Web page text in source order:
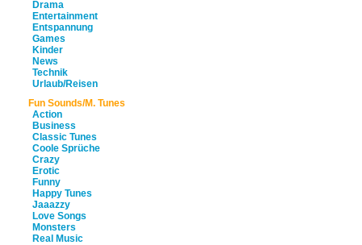
Drama
Entertainment
Entspannung
Games
Kinder
News
Technik
Urlaub/Reisen
Fun Sounds/M. Tunes
Action
Business
Classic Tunes
Coole Sprüche
Crazy
Erotic
Funny
Happy Tunes
Jaaazzy
Love Songs
Monsters
Real Music